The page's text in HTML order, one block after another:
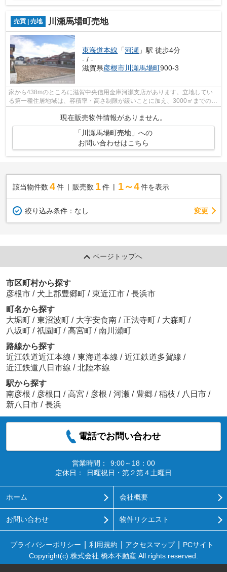
売買 | 売地 川瀬馬場町売地
東海道本線 「河瀬 」駅 徒歩4分
- / -
滋賀県彦根市川瀬馬場町900-3
家から438mのところに滋賀中央信用金庫河瀬支店があります。立地してい
る第一種住居地域は、容積率・高さ制限が緩いことに加え、3000㎡までの店
現在販売物件情報がありません。
「川瀬馬場町売地」への
お問い合わせはこちら
該当物件数 4件 販売数 1 件 1～4 件を表示
絞り込み条件： なし 変更
ページトップへ
市区町村から探す
彦根市 / 犬上郡豊郷町 / 東近江市 / 長浜市
町名から探す
大堀町 / 東沼波町 / 大字安食南 / 正法寺町 / 大森町 /
八坂町 / 祇園町 / 高宮町 / 南川瀬町
路線から探す
近江鉄道近江本線 / 東海道本線 / 近江鉄道多賀線 /
近江鉄道八日市線 / 北陸本線
駅から探す
南彦根 / 彦根口 / 高宮 / 彦根 / 河瀬 / 豊郷 / 稲枝 / 八日市 /
新八日市 / 長浜
電話でお問い合わせ
営業時間：
9:00～18：00
定休日：
日曜祝日・第２第４土曜日
ホーム 会社概要
お問い合わせ 物件リクエスト
プライバシーポリシー 利用規約 アクセスマップ
PCサイト
Copyright(c) 株式会社 橋本不動産 All rights reserved.